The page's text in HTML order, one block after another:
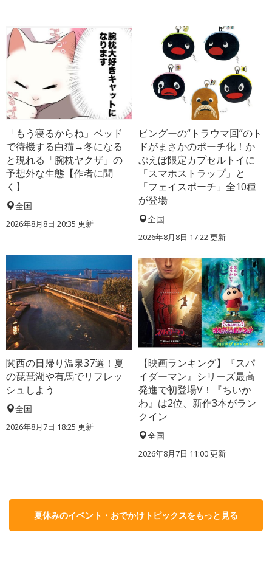
「もう寝るからね」ベッド
で待機する白猫→冬になる
と現れる「腕枕ヤクザ」の
予想外な生態【作者に聞
く】
全国
2026年8月8日 20:35 更新
ピングーの“トラウマ回”のト
ドがまさかのポーチ化！か
ぷえぼ限定カプセルトイに
「スマホストラップ」と
「フェイスポーチ」全10種
が登場
全国
2026年8月8日 17:22更新
関西の日帰り温泉37選！夏
の琵琶湖や有馬でリフレッ
シュしよう
全国
2026年8月7日 18:25 更新
【映画ランキング】『スパ
イダーマン』シリーズ最高
発進で初登場V！『ちいか
わ』は2位、新作3本がラン
クイン
全国
2026年8月7日 11:00更新
夏休みのイベント・おでかけトピックスをもっと見る